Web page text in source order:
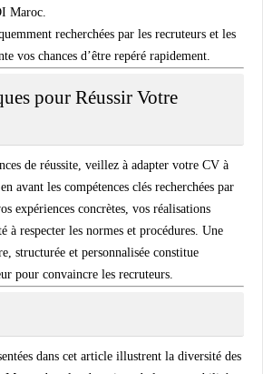
Maroc.
recherchées par les recruteurs et les
vos chances d’être repéré rapidement.
pour Réussir Votre
de réussite, veillez à adapter votre CV à
avant les compétences clés recherchées par
expériences concrètes, vos réalisations
à respecter les normes et procédures. Une
structurée et personnalisée constitue
pour convaincre les recruteurs.
dans cet article illustrent la diversité des